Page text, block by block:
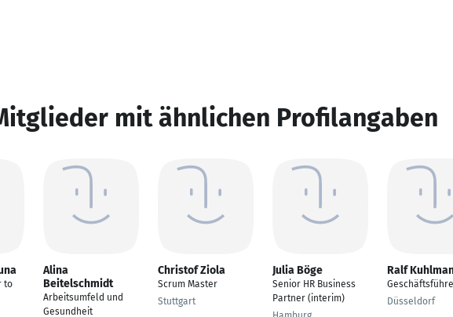
mit ähnlichen Profilangaben
to
Alina
Beitelschmidt
Arbeitsumfeld und
Gesundheit
Christof Ziola
Scrum Master
Stuttgart
Julia Böge
Senior HR Business
Partner (interim)
Ralf
Düsseldorf